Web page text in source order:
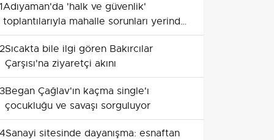
1Adıyaman'da 'halk ve güvenlik'
toplantılarıyla mahalle sorunları yerinde
ele alınıyor
2Sıcakta bile ilgi gören Bakırcılar
Çarşısı'na ziyaretçi akını
3Began Çağlav'ın kaçma single'ı
çocukluğu ve savaşı sorguluyor
4Sanayi sitesinde dayanışma: esnaftan